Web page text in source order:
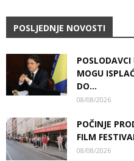
POSLJEDNJE NOVOSTI
MOGU
DO...
08/08/2026
POČINJE
FILM
08/08/2026